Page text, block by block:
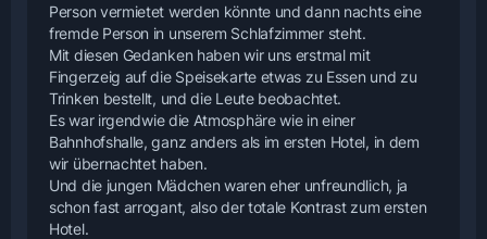
Person vermietet werden könnte und dann nachts eine
fremde Person in unserem Schlafzimmer steht.
Mit diesen Gedanken haben wir uns erstmal mit
Fingerzeig auf die Speisekarte etwas zu Essen und zu
Trinken bestellt, und die Leute beobachtet.
Es war irgendwie die Atmosphäre wie in einer
Bahnhofshalle, ganz anders als im ersten Hotel, in dem
wir übernachtet haben.
Und die jungen Mädchen waren eher unfreundlich, ja
schon fast arrogant, also der totale Kontrast zum ersten
Hotel.